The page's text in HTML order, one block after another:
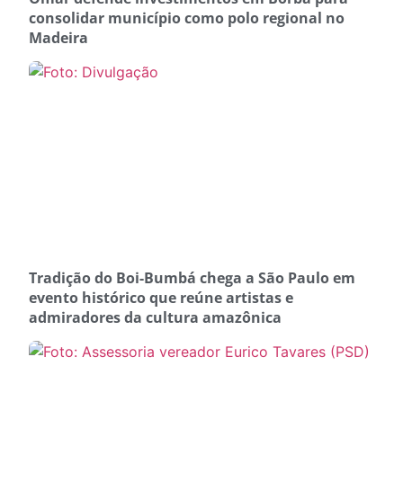
consolidar município como polo regional no
Madeira
Tradição do Boi-Bumbá chega a São Paulo em
evento histórico que reúne artistas e
admiradores da cultura amazônica